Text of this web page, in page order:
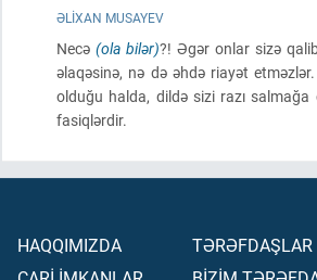
ƏLIXAN MUSAYEV
Necə (ola bilər)?! Əgər onlar sizə
əlaqəsinə, nə də əhdə riayət
olduğu halda, dildə sizi razı salmağa
fasiqlərdir.
HAQQIMIZDA
TƏRƏFDAŞLAR